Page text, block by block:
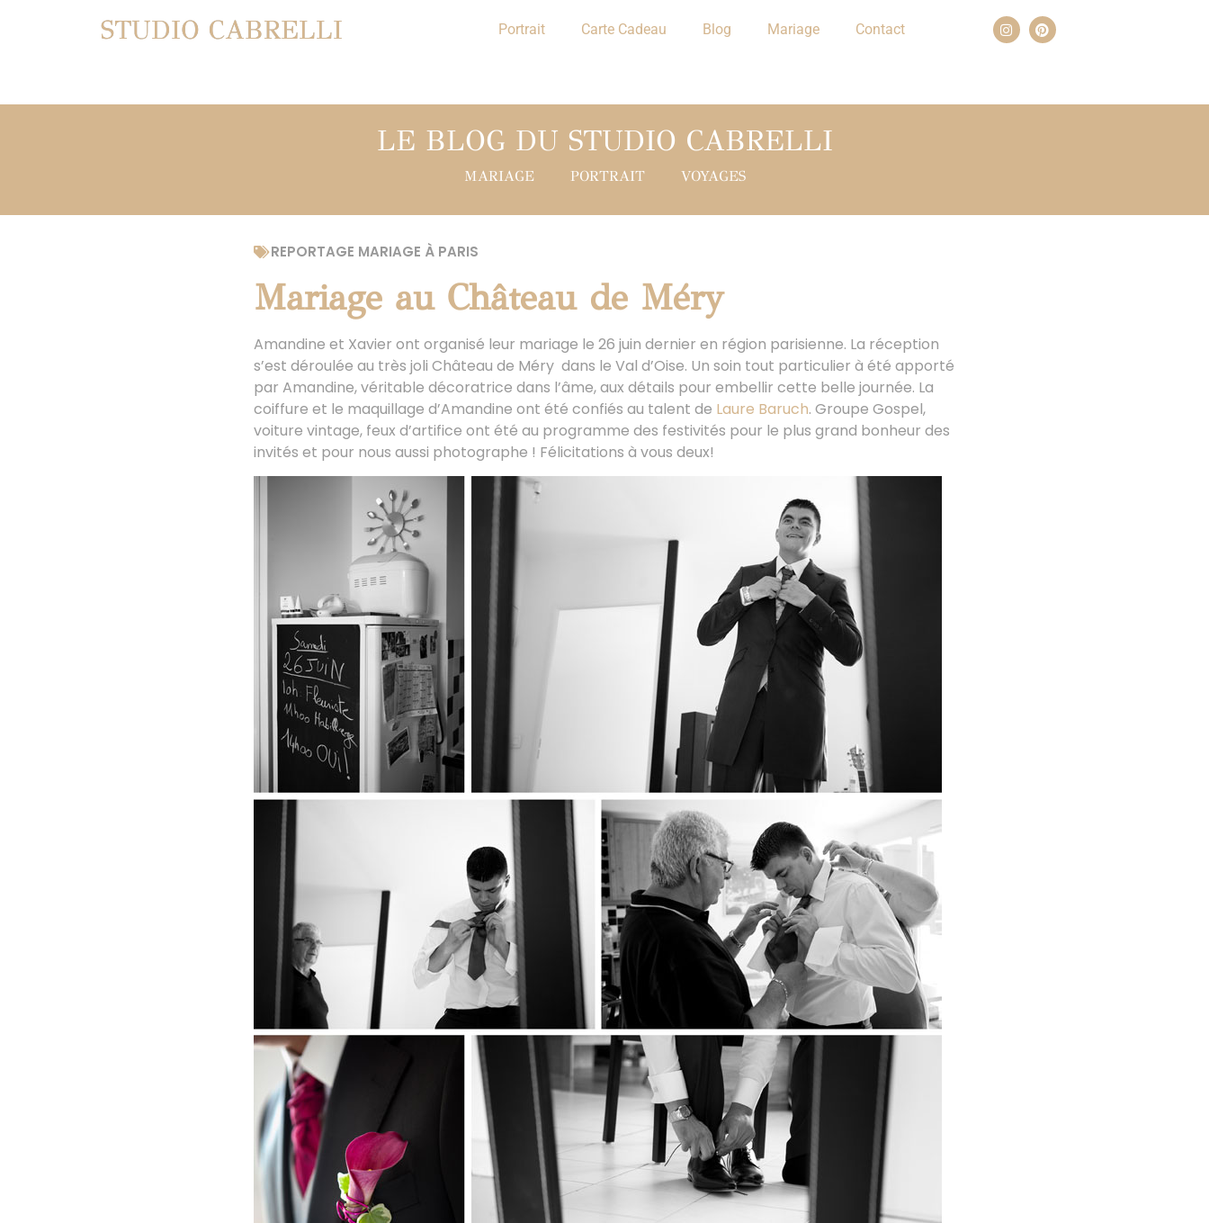
STUDIO CABRELLI Portrait Carte Cadeau Blog Mariage Contact
LE BLOG DU STUDIO CABRELLI
MARIAGE PORTRAIT VOYAGES
REPORTAGE MARIAGE À PARIS
Mariage au Château de Méry
Amandine et Xavier ont organisé leur mariage le 26 juin dernier en région parisienne. La réception
s’est déroulée au très joli Château de Méry dans le Val d’Oise. Un soin tout particulier à été apporté
par Amandine, véritable décoratrice dans l’âme, aux détails pour embellir cette belle journée. La
coiffure et le maquillage d’Amandine ont été confiés au talent de Laure Baruch. Groupe Gospel,
voiture vintage, feux d’artifice ont été au programme des festivités pour le plus grand bonheur des
invités et pour nous aussi photographe ! Félicitations à vous deux!